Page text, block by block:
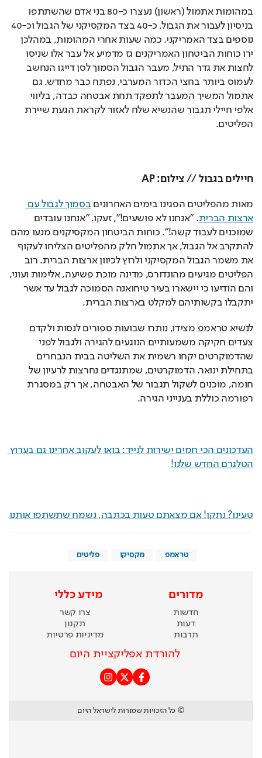
במהומות אתמול (ראשון) נעצרו כ-80 בני אדם שהשתתפו
בניסיון לעבור את הגבול, כ-40 בצד המקסיקני של הגבול וכ-40
נוספים בצד האמריקני. כמה שעות אחרי המהומות, במהלכן
ירו כוחות הביטחון האמריקנים גז מדמיע אל עבר אלו שניסו
לחצות את גדר התיל, מעבר הגבול הסמוך לסן דייגו הנחשב
לעמוס ביותר בחצי הכדור המערבי, נפתח כבר מחדש. גם
אתמול המשיך המעבר לתפקד תחת אבטחה כבדה, בליווי
אלפי חיילי תגבור שהנשיא שלח לאזור לקראת הגעת שיירת
הפליטים.
חיילים בגבול // צילום: AP
מאות מהפליטים הפגינו בימים האחרונים
בסמוך לגבול עם
ארצות הברית
. "אנחנו לא פושעים!", זעקו. "אנחנו עובדים
שמוכנים לעבוד קשה!". כוחות הביטחון המקסיקנים מנעו מהם
להתקרב אל הגבול, אך אתמול חלק מהפליטים הצליחו לעקוף
את משמר הגבול המקסיקני ולרוץ לכיוון ארצות הברית. רוב
הפליטים מגיעים מהונדורס, מדינה מוכת פשיעה, אלימות ועוני,
והם הודיעו כי יישארו בעיר טיחואנה הסמוכה לגבול עד אשר
יתקבלו בקשותיהם למקלט בארצות הברית.
לנשיא טראמפ מצידו, נותרו שבועות ספורים לנסות ולקדם
צעדים חקיקה משמעותיים הנוגעים להגירה ולגבול לפני
שהדמוקרטים יקחו רשמית את השליטה בבית הנבחרים
בתחילת ינואר. הדמוקרטים, שמתנגדים נחרצות לרעיון של
חומה, מוכנים לשקול תגבור של האבטחה, אך רק במסגרת
רפורמה כוללת בענייני הגירה.
העדכונים הכי חמים ישירות לנייד: בואו לעקוב אחרינו גם בערוץ
הטלגרם החדש שלנו!
טעינו? נתקן! אם מצאתם טעות בכתבה, נשמח שתשתפו אותנו
טראמפ מקסיקו פליטים
מדורים
חדשות
דעות
תרבות
מידע כללי
צרו קשר
תקנון
מדיניות פרטיות
להורדת אפליקציית היום
© כל הזכויות שמורות לישראל היום